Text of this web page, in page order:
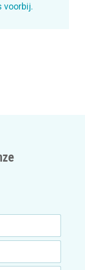
voorbij.